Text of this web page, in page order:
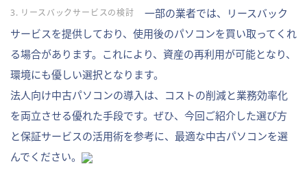
3. リースバックサービスの検討
一部の業者では、リースバック
サービスを提供しており、使用後のパソコンを買い取ってくれ
る場合があります。これにより、資産の再利用が可能となり、
環境にも優しい選択となります。
法人向け中古パソコンの導入は、コストの削減と業務効率化
を両立させる優れた手段です。ぜひ、今回ご紹介した選び方
と保証サービスの活用術を参考に、最適な中古パソコンを選
んでください。